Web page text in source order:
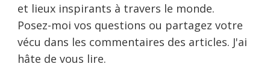
et lieux inspirants à travers le monde.
Posez-moi vos questions ou partagez votre
vécu dans les commentaires des articles. J'ai
hâte de vous lire.